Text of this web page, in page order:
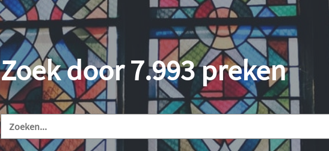
Zoek door 7.993 preken